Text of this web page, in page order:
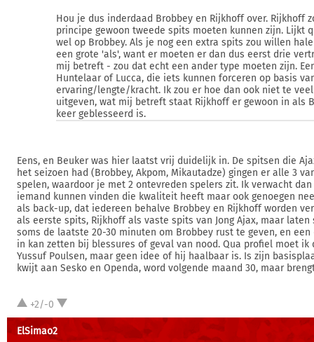
Hou je dus inderdaad Brobbey en Rijkhoff over. Rijkhoff
principe gewoon tweede spits moeten kunnen zijn. Lijkt
wel op Brobbey. Als je nog een extra spits zou willen
een grote 'als', want er moeten er dan dus eerst drie
mij betreft - zou dat echt een ander type moeten zijn.
Huntelaar of Lucca, die iets kunnen forceren op basis
ervaring/lengte/kracht. Ik zou er hoe dan ook niet te
uitgeven, wat mij betreft staat Rijkhoff er gewoon in als
keer geblesseerd is.
Eens, en Beuker was hier laatst vrij duidelijk in. De spitsen die
het seizoen had (Brobbey, Akpom, Mikautadze) gingen er alle 3
spelen, waardoor je met 2 ontevreden spelers zit. Ik verwacht
iemand kunnen vinden die kwaliteit heeft maar ook genoegen
als back-up, dat iedereen behalve Brobbey en Rijkhoff worden
als eerste spits, Rijkhoff als vaste spits van Jong Ajax, maar
soms de laatste 20-30 minuten om Brobbey rust te geven, en
in kan zetten bij blessures of geval van nood. Qua profiel moet ik
Yussuf Poulsen, maar geen idee of hij haalbaar is. Is zijn
kwijt aan Sesko en Openda, word volgende maand 30, maar
+2/-0
ElSimao2